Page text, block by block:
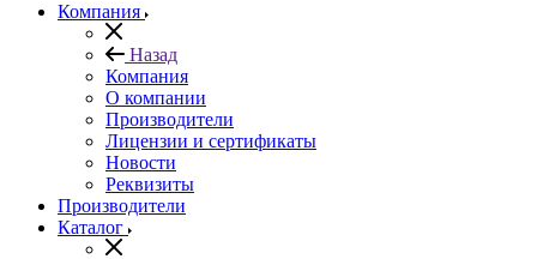
Компания
Назад
Компания
О компании
Производители
Лицензии и сертификаты
Новости
Реквизиты
Производители
Каталог